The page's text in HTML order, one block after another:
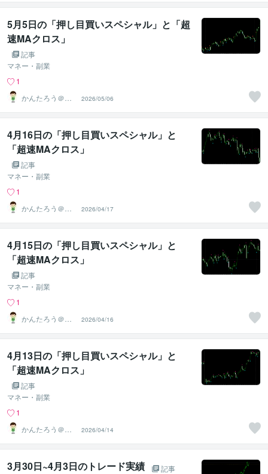
5月5日の「押し目買いスペシャル」と「超
速MAクロス」
記事
マネー・副業
1
かんたろう＠か
んたんFX
2026/05/06
4月16日の「押し目買いスペシャル」と
「超速MAクロス」
記事
マネー・副業
1
かんたろう＠か
んたんFX
2026/04/17
4月15日の「押し目買いスペシャル」と
「超速MAクロス」
記事
マネー・副業
1
かんたろう＠か
んたんFX
2026/04/16
4月13日の「押し目買いスペシャル」と
「超速MAクロス」
記事
マネー・副業
1
かんたろう＠か
んたんFX
2026/04/14
3月30日~4月3日のトレード実績
記事